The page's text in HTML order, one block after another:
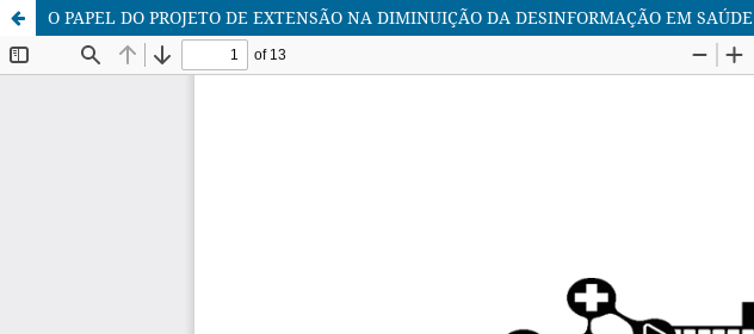
O PAPEL DO PROJETO DE EXTENSÃO NA DIMINUIÇÃO DA DESINFORMAÇÃO EM SAÚDE